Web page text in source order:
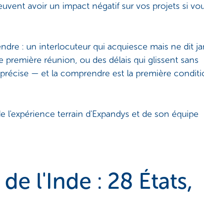
avoir un impact négatif sur vos projets si
: un interlocuteur qui acquiesce mais ne dit
réunion, ou des délais qui glissent sans
— et la comprendre est la première
l'expérience terrain d'Expandys et de son équipe
l'Inde : 28 États,